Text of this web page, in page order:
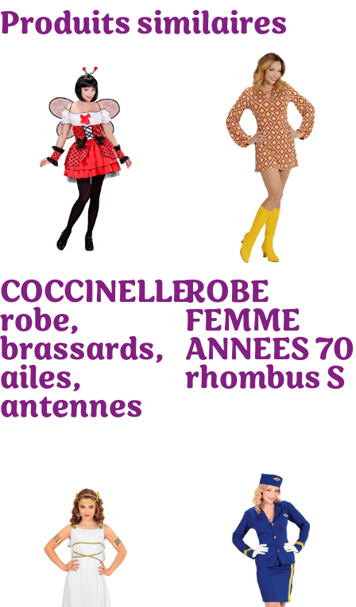
Produits similaires
COCCINELLE
robe,
brassards,
ailes,
antennes
ROBE
FEMME
ANNEES 70
rhombus S